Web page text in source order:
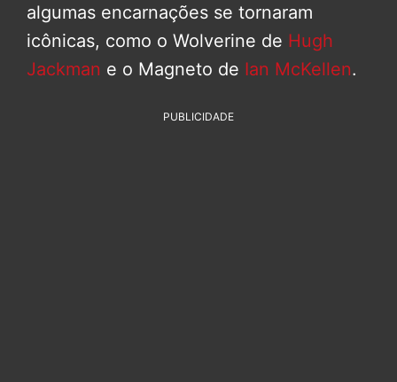
algumas encarnações se tornaram
icônicas, como o Wolverine de Hugh
Jackman e o Magneto de Ian McKellen.
PUBLICIDADE